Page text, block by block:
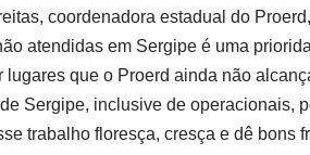
coordenadora estadual do
atendidas em Sergipe é uma
que o Proerd ainda não
Sergipe, inclusive de operacionais,
trabalho floresça, cresça e dê bons